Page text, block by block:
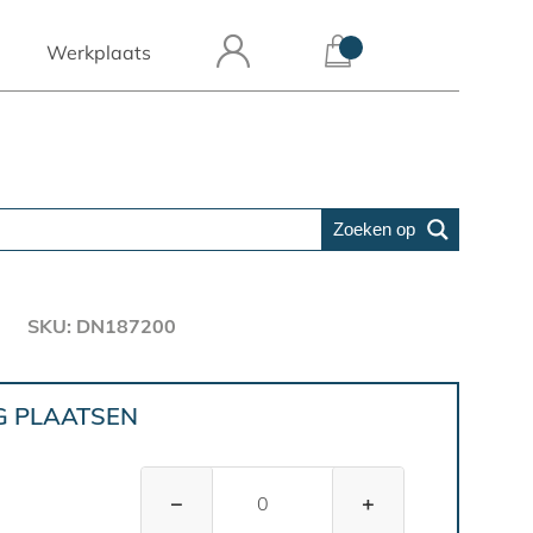
Werkplaats
Zoeken op
SKU: DN187200
PLAATSEN
− +